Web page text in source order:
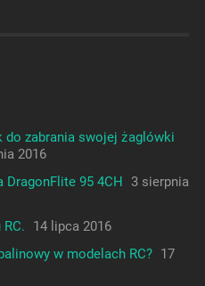
zabrania swojej żaglówki
2016
95 4CH 3 sierpnia
14 lipca 2016
w modelach RC? 17